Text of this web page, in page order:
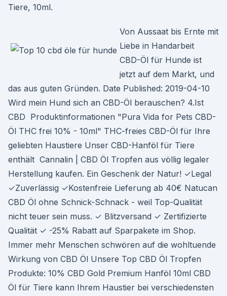
Tiere, 10ml.
Von Aussaat bis Ernte mit
Liebe in Handarbeit
CBD-Öl für Hunde ist
jetzt auf dem Markt, und
das aus guten Gründen. Date Published: 2019-04-10
Wird mein Hund sich an CBD-Öl berauschen? 4.Ist
CBD Produktinformationen "Pura Vida for Pets CBD-
Öl THC frei 10% - 10ml" THC-freies CBD-Öl für Ihre
geliebten Haustiere Unser CBD-Hanföl für Tiere
enthält Cannalin | CBD Öl Tropfen aus völlig legaler
Herstellung kaufen. Ein Geschenk der Natur! ✓Legal
✓Zuverlässig ✓Kostenfreie Lieferung ab 40€ Natucan
CBD Öl ohne Schnick-Schnack - weil Top-Qualität
nicht teuer sein muss. ✓ Blitzversand ✓ Zertifizierte
Qualität ✓ -25% Rabatt auf Sparpakete im Shop.
Immer mehr Menschen schwören auf die wohltuende
Wirkung von CBD Öl Unsere Top CBD Öl Tropfen
Produkte: 10% CBD Gold Premium Hanföl 10ml CBD
Öl für Tiere kann Ihrem Haustier bei verschiedensten